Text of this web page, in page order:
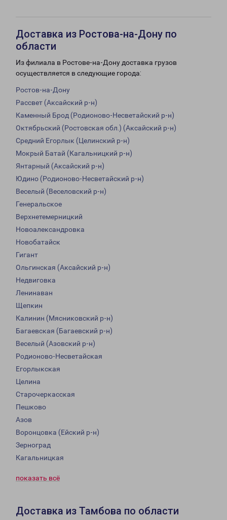
Доставка из Ростова-на-Дону по
области
Из филиала в Ростове-на-Дону доставка грузов
осуществляется в следующие города:
Ростов-на-Дону
Рассвет (Аксайский р-н)
Каменный Брод (Родионово-Несветайский р-н)
Октябрьский (Ростовская обл.) (Аксайский р-н)
Средний Егорлык (Целинский р-н)
Мокрый Батай (Кагальницкий р-н)
Янтарный (Аксайский р-н)
Юдино (Родионово-Несветайский р-н)
Веселый (Веселовский р-н)
Генеральское
Верхнетемерницкий
Новоалександровка
Новобатайск
Гигант
Ольгинская (Аксайский р-н)
Недвиговка
Ленинаван
Щепкин
Калинин (Мясниковский р-н)
Багаевская (Багаевский р-н)
Веселый (Азовский р-н)
Родионово-Несветайская
Егорлыкская
Целина
Старочеркасская
Пешково
Азов
Воронцовка (Ейский р-н)
Зерноград
Кагальницкая
показать всё
Доставка из Тамбова по области